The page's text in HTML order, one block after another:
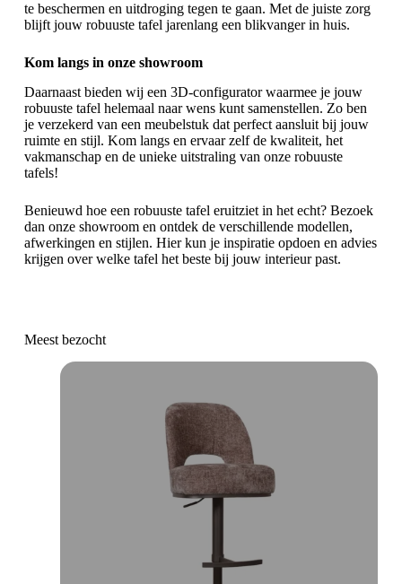
te beschermen en uitdroging tegen te gaan. Met de juiste zorg
blijft jouw robuuste tafel jarenlang een blikvanger in huis.
Kom langs in onze showroom
Daarnaast bieden wij een 3D-configurator waarmee je jouw
robuuste tafel helemaal naar wens kunt samenstellen. Zo ben
je verzekerd van een meubelstuk dat perfect aansluit bij jouw
ruimte en stijl. Kom langs en ervaar zelf de kwaliteit, het
vakmanschap en de unieke uitstraling van onze robuuste
tafels!
Benieuwd hoe een robuuste tafel eruitziet in het echt? Bezoek
dan onze showroom en ontdek de verschillende modellen,
afwerkingen en stijlen. Hier kun je inspiratie opdoen en advies
krijgen over welke tafel het beste bij jouw interieur past.
Meest bezocht